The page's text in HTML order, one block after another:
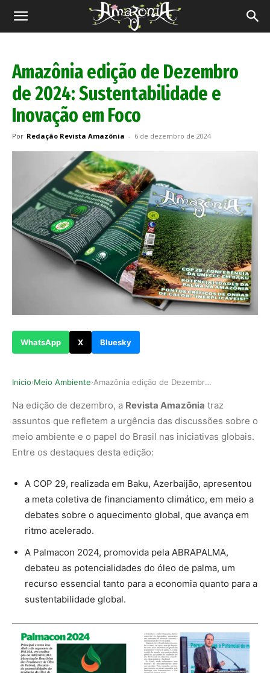
Revista
Amazônia edição de Dezembro
de 2024: Sustentabilidade e
Inovação em Foco
Por Redação Revista Amazônia - 6 de dezembro de 2024
WhatsApp X Bluesky
Inicio›Meio Ambiente› Amazônia edição de Dezembro de 2024: Sustentabi…
Na edição de dezembro, a Revista Amazônia traz
assuntos que refletem a urgência das discussões sobre o
meio ambiente e o papel do Brasil nas iniciativas globais.
Entre os destaques desta edição:
A COP 29, realizada em Baku, Azerbaijão, apresentou
a meta coletiva de financiamento climático, em meio a
debates sobre o aquecimento global, que avança em
ritmo acelerado.
A Palmacon 2024, promovida pela ABRAPALMA,
debateu as potencialidades do óleo de palma, um
recurso essencial tanto para a economia quanto para a
sustentabilidade global.